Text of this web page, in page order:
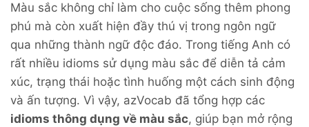
Màu sắc không chỉ làm cho cuộc sống thêm phong
phú mà còn xuất hiện đầy thú vị trong ngôn ngữ
qua những thành ngữ độc đáo. Trong tiếng Anh có
rất nhiều idioms sử dụng màu sắc để diễn tả cảm
xúc, trạng thái hoặc tình huống một cách sinh động
và ấn tượng. Vì vậy, azVocab đã tổng hợp các
idioms thông dụng về màu sắc, giúp bạn mở rộng